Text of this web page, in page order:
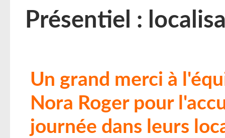
Présentiel :
Un grand merci à
Nora Roger pour
journée dans leurs